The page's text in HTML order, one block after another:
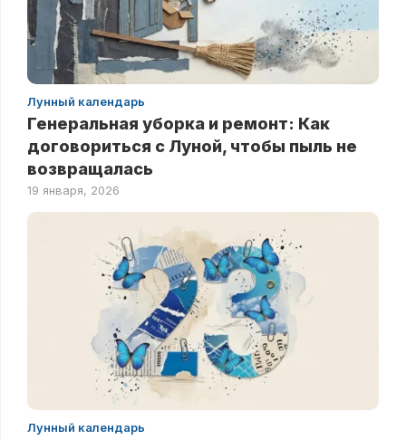
Лунный календарь
Генеральная уборка и ремонт: Как
договориться с Луной, чтобы пыль не
возвращалась
19 января, 2026
Лунный календарь